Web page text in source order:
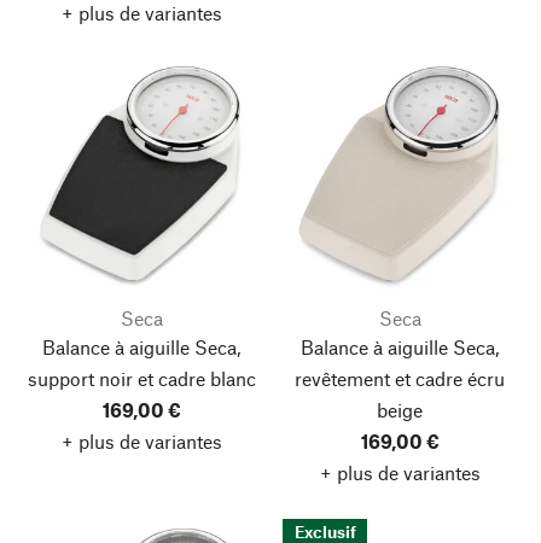
+ plus de variantes
Seca
Balance à aiguille Seca,
support noir et cadre blanc
169,00 €
+ plus de variantes
Seca
Balance à aiguille Seca,
revêtement et cadre écru
beige
169,00 €
+ plus de variantes
Exclusif